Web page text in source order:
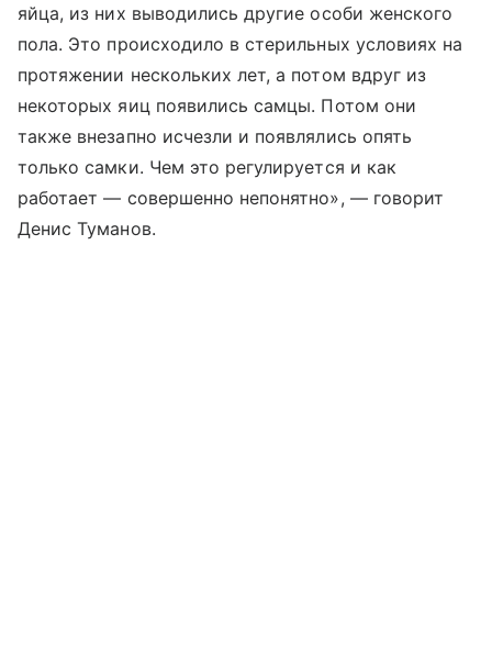
яйца, из них выводились другие особи женского
пола. Это происходило в стерильных условиях на
протяжении нескольких лет, а потом вдруг из
некоторых яиц появились самцы. Потом они
также внезапно исчезли и появлялись опять
только самки. Чем это регулируется и как
работает — совершенно непонятно», — говорит
Денис Туманов.